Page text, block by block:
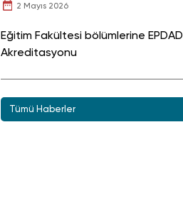
2 Mayıs 2026
Eğitim Fakültesi bölümlerine EPDAD
Akreditasyonu
Tümü Haberler